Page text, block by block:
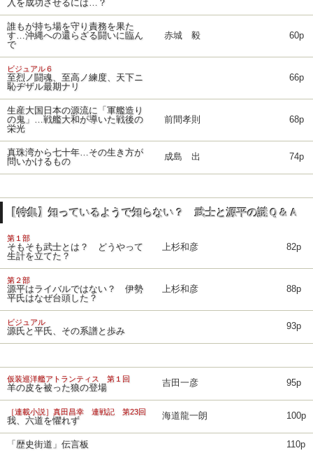
入を成功させるには…？
誰もが持ち場を守り責務を果た
す…沖縄への還らざる闘いに臨ん
で
赤城 毅 60p
ビジュアル６
至烈ノ闘魂、至高ノ練度、天下ニ
恥ヂザル最期ナリ
66p
生産大国日本の源流に「軍艦造り
の鬼」…戦艦大和が導いた戦後の
栄光
前間孝則 68p
真珠湾から七十年…その生き方が
問いかけるもの
成島 出 74p
【特集】知っているようで知らない？ 武士と源平の謎Ｑ＆Ａ
第１部
そもそも武士とは？ どうやって
生計を立てた？
上杉和彦 82p
第２部
源平はライバルではない？ 伊勢
平氏はなぜ台頭した？
上杉和彦 88p
ビジュアル
源氏と平氏、その系譜と歩み 93p
仮装巡洋艦アトランティス 第１回
羊の皮を被った狼の登場 吉田一彦 95p
［連載小説］真田昌幸 連戦記 第23回
我、六道を懼れず 海道龍一朗 100p
「歴史街道」伝言板 110p